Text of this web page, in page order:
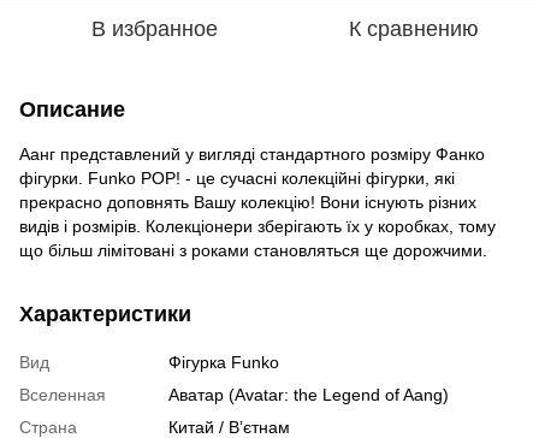
В избранное К сравнению
Описание
Аанг представлений у вигляді стандартного розміру Фанко
фігурки. Funko POP! - це сучасні колекційні фігурки, які
прекрасно доповнять Вашу колекцію! Вони існують різних
видів і розмірів. Колекціонери зберігають їх у коробках, тому
що більш лімітовані з роками становляться ще дорожчими.
Характеристики
Вид
Фігурка Funko
Вселенная
Аватар (Avatar: the Legend of Aang)
Страна
Китай / В’єтнам